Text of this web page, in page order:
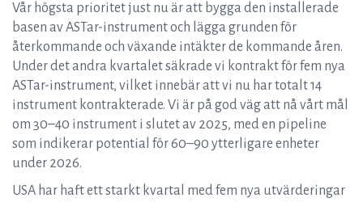
Vår högsta prioritet just nu är att bygga den installerade
basen av ASTar-instrument och lägga grunden för
återkommande och växande intäkter de kommande åren.
Under det andra kvartalet säkrade vi kontrakt för fem nya
ASTar-instrument, vilket innebär att vi nu har totalt 14
instrument kontrakterade. Vi är på god väg att nå vårt mål
om 30–40 instrument i slutet av 2025, med en pipeline
som indikerar potential för 60–90 ytterligare enheter
under 2026.
USA har haft ett starkt kvartal med fem nya utvärderingar